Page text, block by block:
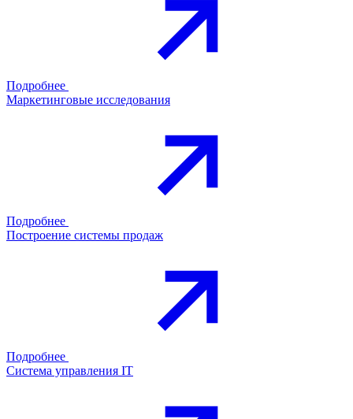
Подробнее
Маркетинговые исследования
Подробнее
Построение системы продаж
Подробнее
Система управления IT